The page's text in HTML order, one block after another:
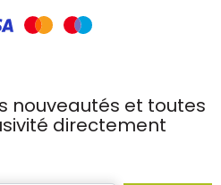
nouveautés et toutes
directement